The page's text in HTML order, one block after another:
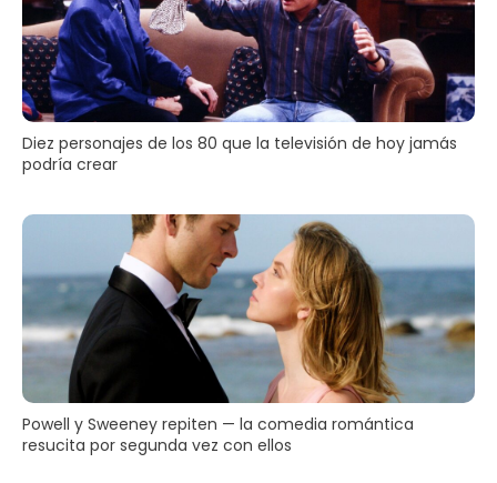
Diez personajes de los 80 que la televisión de hoy jamás
podría crear
Powell y Sweeney repiten — la comedia romántica
resucita por segunda vez con ellos